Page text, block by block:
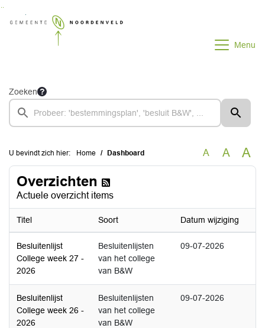
Ga naar de inhoud van deze pagina
Ga naar het zoeken
Ga naar het menu
Menu
Zoeken
U bevindt zich hier: Home Dashboard A A A
Overzichten
Actuele overzicht items
Titel Soort Datum wijziging
Besluitenlijst
College week 27 -
2026
Besluitenlijsten
van het college
van B&W
09-07-2026
Besluitenlijst
College week 26 -
2026
Besluitenlijsten
van het college
van B&W
09-07-2026